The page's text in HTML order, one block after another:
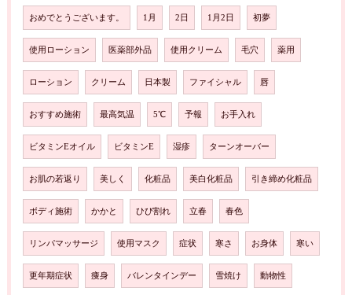
おめでとうございます。 1月 2日 1月2日 初夢
使用ローション 医薬部外品 使用クリーム 毛穴 薬用
ローション クリーム 日本製 ファイシャル 唇
おすすめ施術 最高気温 5℃ 予報 お手入れ
ビタミンEオイル ビタミンE 湿疹 ターンオーバー
お肌の若返り 美しく 化粧品 美白化粧品 引き締め化粧品
ボディ施術 かかと ひび割れ 立春 春色
リンパマッサージ 使用マスク 症状 寒さ お身体 寒い
更年期症状 痩身 バレンタインデー 雪焼け 動物性